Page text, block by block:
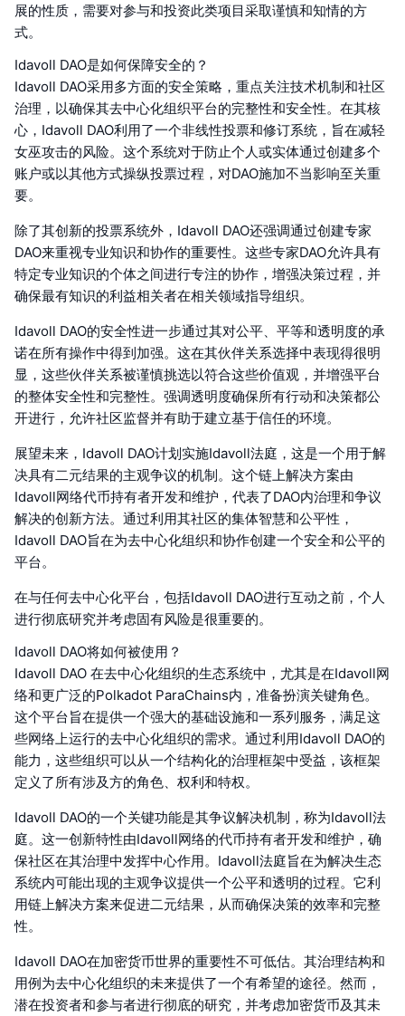
展的性质，需要对参与和投资此类项目采取谨慎和知情的方
式。
Idavoll DAO是如何保障安全的？
Idavoll DAO采用多方面的安全策略，重点关注技术机制和社区
治理，以确保其去中心化组织平台的完整性和安全性。在其核
心，Idavoll DAO利用了一个非线性投票和修订系统，旨在减轻
女巫攻击的风险。这个系统对于防止个人或实体通过创建多个
账户或以其他方式操纵投票过程，对DAO施加不当影响至关重
要。
除了其创新的投票系统外，Idavoll DAO还强调通过创建专家
DAO来重视专业知识和协作的重要性。这些专家DAO允许具有
特定专业知识的个体之间进行专注的协作，增强决策过程，并
确保最有知识的利益相关者在相关领域指导组织。
Idavoll DAO的安全性进一步通过其对公平、平等和透明度的承
诺在所有操作中得到加强。这在其伙伴关系选择中表现得很明
显，这些伙伴关系被谨慎挑选以符合这些价值观，并增强平台
的整体安全性和完整性。强调透明度确保所有行动和决策都公
开进行，允许社区监督并有助于建立基于信任的环境。
展望未来，Idavoll DAO计划实施Idavoll法庭，这是一个用于解
决具有二元结果的主观争议的机制。这个链上解决方案由
Idavoll网络代币持有者开发和维护，代表了DAO内治理和争议
解决的创新方法。通过利用其社区的集体智慧和公平性，
Idavoll DAO旨在为去中心化组织和协作创建一个安全和公平的
平台。
在与任何去中心化平台，包括Idavoll DAO进行互动之前，个人
进行彻底研究并考虑固有风险是很重要的。
Idavoll DAO将如何被使用？
Idavoll DAO 在去中心化组织的生态系统中，尤其是在Idavoll网
络和更广泛的Polkadot ParaChains内，准备扮演关键角色。
这个平台旨在提供一个强大的基础设施和一系列服务，满足这
些网络上运行的去中心化组织的需求。通过利用Idavoll DAO的
能力，这些组织可以从一个结构化的治理框架中受益，该框架
定义了所有涉及方的角色、权利和特权。
Idavoll DAO的一个关键功能是其争议解决机制，称为Idavoll法
庭。这一创新特性由Idavoll网络的代币持有者开发和维护，确
保社区在其治理中发挥中心作用。Idavoll法庭旨在为解决生态
系统内可能出现的主观争议提供一个公平和透明的过程。它利
用链上解决方案来促进二元结果，从而确保决策的效率和完整
性。
Idavoll DAO在加密货币世界的重要性不可低估。其治理结构和
用例为去中心化组织的未来提供了一个有希望的途径。然而，
潜在投资者和参与者进行彻底的研究，并考虑加密货币及其未